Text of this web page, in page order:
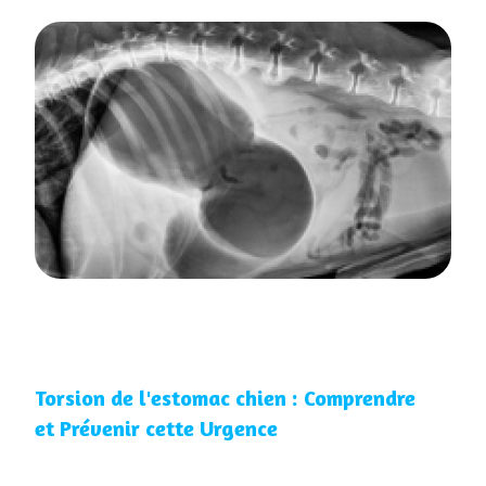
Torsion de l'estomac chien : Comprendre
et Prévenir cette Urgence